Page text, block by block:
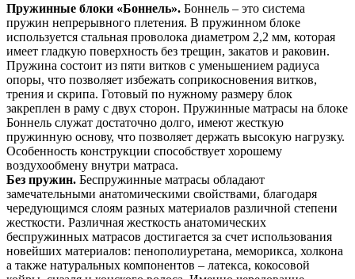
Пружинные блоки «Боннель». Боннель – это система
пружин непрерывного плетения. В пружинном блоке
используется стальная проволока диаметром 2,2 мм, которая
имеет гладкую поверхность без трещин, закатов и раковин.
Пружина состоит из пяти витков с уменьшением радиуса
опоры, что позволяет избежать соприкосновения витков,
трения и скрипа. Готовый по нужному размеру блок
закреплен в раму с двух сторон. Пружинные матрасы на блоке
Боннель служат достаточно долго, имеют жесткую
пружинную основу, что позволяет держать высокую нагрузку.
Особенность конструкции способствует хорошему
воздухообмену внутри матраса.
Без пружин. Беспружинные матрасы обладают
замечательными анатомическими свойствами, благодаря
чередующимся слоям разных материалов различной степени
жесткости. Различная жесткость анатомических
беспружинных матрасов достигается за счет использования
новейших материалов: пенополиуретана, меморикса, холкона
а также натуральных компонентов – латекса, кокосовой